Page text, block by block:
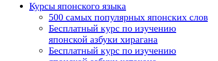
Курсы японского языка
500 самых популярных японских слов
Бесплатный курс по изучению
японской азбуки хирагана
Бесплатный курс по изучению